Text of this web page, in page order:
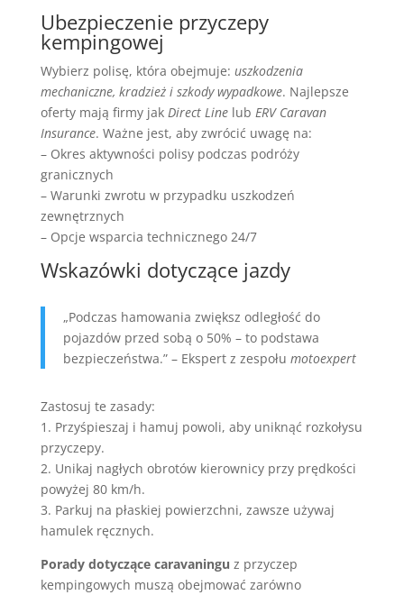
Ubezpieczenie przyczepy
kempingowej
Wybierz polisę, która obejmuje: uszkodzenia
mechaniczne, kradzież i szkody wypadkowe. Najlepsze
oferty mają firmy jak Direct Linelub ERV Caravan
Insurance. Ważne jest, aby zwrócić uwagę na:
– Okres aktywności polisy podczas podróży
granicznych
– Warunki zwrotu w przypadku uszkodzeń
zewnętrznych
– Opcje wsparcia technicznego 24/7
Wskazówki dotyczące jazdy
„Podczas hamowania zwiększ odległość do
pojazdów przed sobą o 50% – to podstawa
bezpieczeństwa.” – Ekspert z zespołu motoexpert
Zastosuj te zasady:
1. Przyśpieszaj i hamuj powoli, aby uniknąć rozkołysu
przyczepy.
2. Unikaj nagłych obrotów kierownicy przy prędkości
powyżej 80 km/h.
3. Parkuj na płaskiej powierzchni, zawsze używaj
hamulek ręcznych.
Porady dotyczące caravaningu z przyczep
kempingowych muszą obejmować zarówno